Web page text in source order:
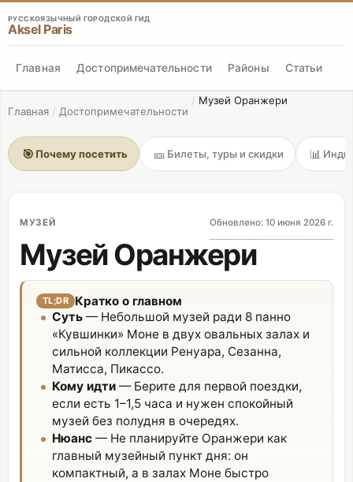
РУССКОЯЗЫЧНЫЙ ГОРОДСКОЙ ГИД
Aksel Paris
Главная Достопримечательности Районы Статьи
Главная / Достопримечательности
/ Музей Оранжери
🎯 Почему посетить 🎫 Билеты, туры и скидки 📊
МУЗЕЙ Обновлено: 10 июня 2026 г.
Музей Оранжери
TL;DR
Кратко о главном
Суть — Небольшой музей ради 8 панно
«Кувшинки» Моне в двух овальных залах и
сильной коллекции Ренуара, Сезанна,
Матисса, Пикассо.
Кому идти — Берите для первой поездки,
если есть 1–1,5 часа и нужен спокойный
музей без полудня в очередях.
Нюанс — Не планируйте Оранжери как
главный музейный пункт дня: он
компактный, а в залах Моне быстро